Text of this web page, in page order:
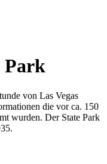
Park
von Las Vegas
die vor ca. 150
wurden. Der State Park